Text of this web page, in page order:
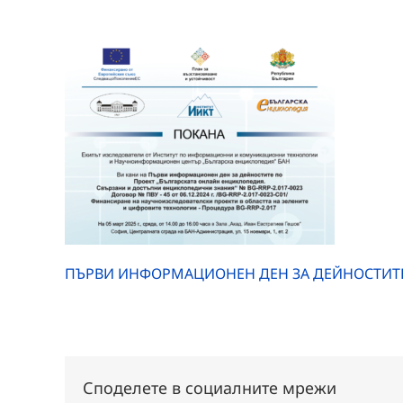
ПЪРВИ ИНФОРМАЦИОНЕН ДЕН ЗА
Споделете в социалните мрежи